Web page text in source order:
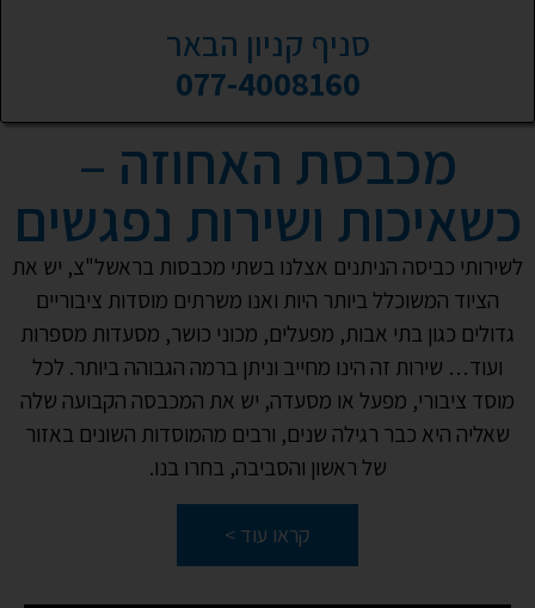
סניף קניון הבאר
077-4008160
מכבסת האחוזה –
כשאיכות ושירות נפגשים
לשירותי כביסה הניתנים אצלנו בשתי מכבסות בראשל"צ, יש את
הציוד המשוכלל ביותר היות ואנו משרתים מוסדות ציבוריים
גדולים כגון בתי אבות, מפעלים, מכוני כושר, מסעדות מספרות
ועוד… שירות זה הינו מחייב וניתן ברמה הגבוהה ביותר. לכל
מוסד ציבורי, מפעל או מסעדה, יש את המכבסה הקבועה שלה
שאליה היא כבר רגילה שנים, ורבים מהמוסדות השונים באזור
של ראשון והסביבה, בחרו בנו.
קראו עוד >